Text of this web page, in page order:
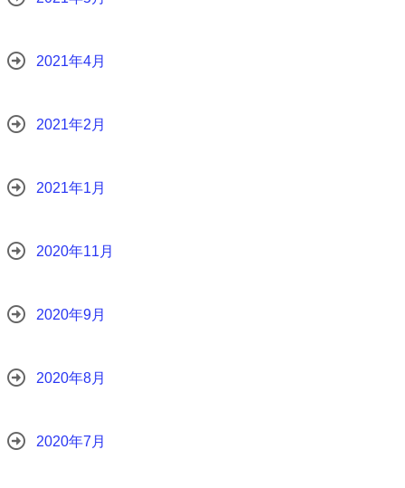
2021年4月
2021年2月
2021年1月
2020年11月
2020年9月
2020年8月
2020年7月